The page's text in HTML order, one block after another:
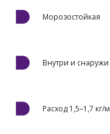
Морозостойкая
Внутри и снаружи
Расход 1,5–1,7 кг/м